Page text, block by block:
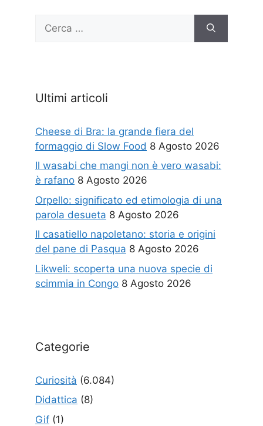
per:
Ultimi articoli
Cheese di Bra: la grande fiera del
formaggio di Slow Food 8 Agosto 2026
Il wasabi che mangi non è vero wasabi:
è rafano 8 Agosto 2026
Orpello: significato ed etimologia di una
parola desueta 8 Agosto 2026
Il casatiello napoletano: storia e origini
del pane di Pasqua 8 Agosto 2026
Likweli: scoperta una nuova specie di
scimmia in Congo 8 Agosto 2026
Categorie
Curiosità (6.084)
Didattica (8)
Gif (1)